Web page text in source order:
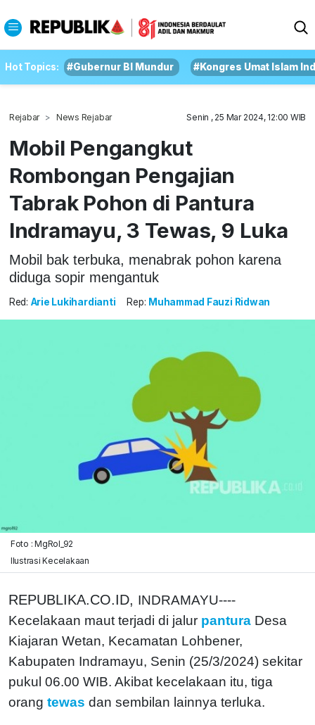
Hot Topics: #Gubernur BI Mundur #Kongres Umat Islam
Rejabar News Rejabar Senin , 25 Mar 2024, 12:00 WIB
Mobil Pengangkut
Rombongan Pengajian
Tabrak Pohon di Pantura
Indramayu, 3 Tewas, 9 Luka
Mobil bak terbuka, menabrak pohon karena
diduga sopir mengantuk
Red: Arie Lukihardianti Rep: Muhammad Fauzi Ridwan
Foto : MgRol_92
Ilustrasi Kecelakaan
REPUBLIKA.CO.ID, INDRAMAYU----
Kecelakaan maut terjadi di jalur pantura Desa
Kiajaran Wetan, Kecamatan Lohbener,
Kabupaten Indramayu, Senin (25/3/2024) sekitar
pukul 06.00 WIB. Akibat kecelakaan itu, tiga
orang tewas dan sembilan lainnya terluka.